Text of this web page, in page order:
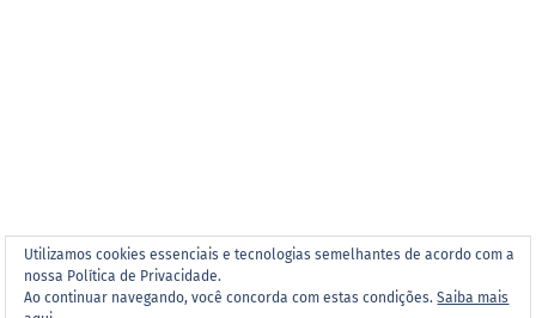
Utilizamos cookies essenciais e tecnologias semelhantes de acordo com a
nossa Política de Privacidade.
Ao continuar navegando, você concorda com estas condições.Saiba mais